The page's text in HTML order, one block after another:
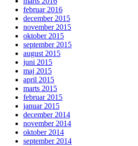
februar 2016
december 2015
november 2015
oktober 2015
september 2015
august 2015
juni 2015
maj 2015
april 2015
marts 2015
februar 2015
januar 2015
december 2014
november 2014
oktober 2014
september 2014